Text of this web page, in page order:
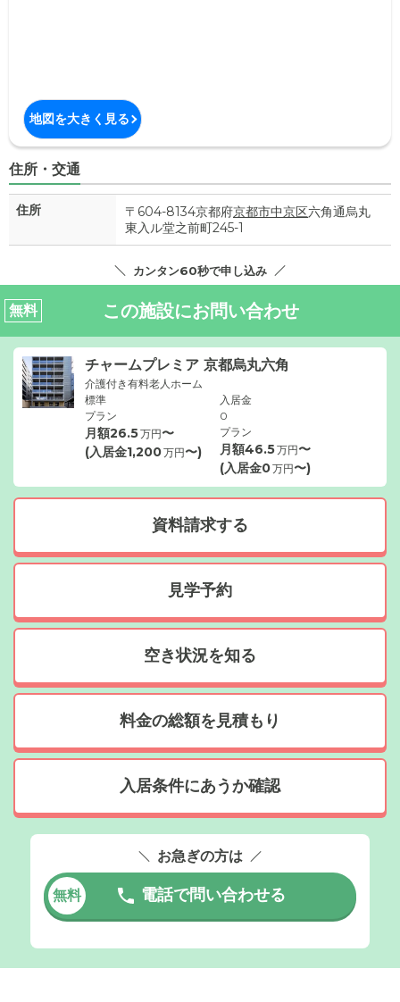
地図を大きく見る
住所・交通
住所 〒604-8134京都府京都市中京区六角通烏丸
東入ル堂之前町245-1
カンタン60秒で申し込み
無料 この施設にお問い合わせ
チャームプレミア 京都烏丸六角
介護付き有料老人ホーム
標準
プラン
月額26.5万円〜
(入居金1,200万円〜)
入居金
0
プラン
月額46.5万円〜
(入居金0万円〜)
資料請求する
見学予約
空き状況を知る
料金の総額を見積もり
入居条件にあうか確認
お急ぎの方は
無料 電話で問い合わせる